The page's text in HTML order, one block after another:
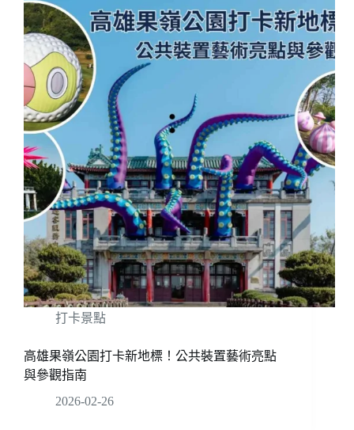
打卡景點
高雄果嶺公園打卡新地標！公共裝置藝術亮點
與參觀指南
2026-02-26